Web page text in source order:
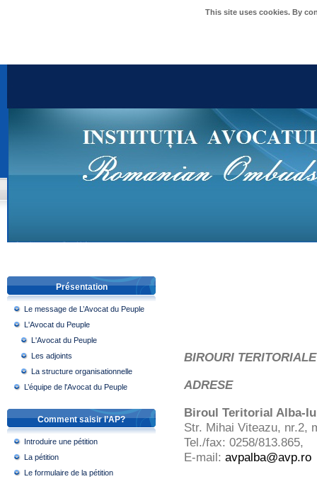
This site uses cookies. By
Présentation
Le message de L’Avocat du Peuple
L'Avocat du Peuple
L'Avocat du Peuple
Les adjoints
La structure organisationnelle
L’équipe de l'Avocat du Peuple
Comment saisir l’AP?
Introduire une pétition
La pétition
Le formulaire de la pétition
BIROURI
ADRESE
Biroul Teritorial Alba-
Str. Mihai Viteazu, nr.2,
Tel./fax: 0258/813.865,
E-mail: avpalba@avp.ro